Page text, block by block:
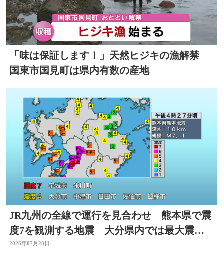
「味は保証します！」天然ヒジキの漁解禁
国東市国見町は県内有数の産地
JR九州の全線で運行を見合わせ 熊本県で震
度7を観測する地震 大分県内では最大震度4
を観測
2026年07月28日